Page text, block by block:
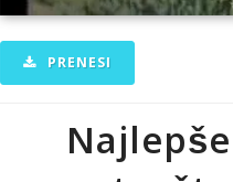
PRENESI